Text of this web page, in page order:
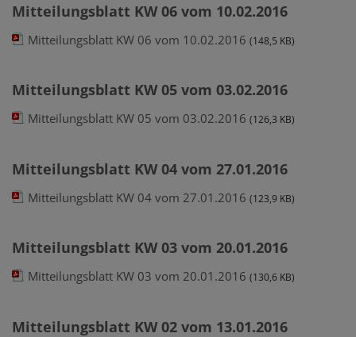
Mitteilungsblatt KW 06 vom 10.02.2016
Mitteilungsblatt KW 06 vom 10.02.2016 (148,5 KB)
Mitteilungsblatt KW 05 vom 03.02.2016
Mitteilungsblatt KW 05 vom 03.02.2016 (126,3 KB)
Mitteilungsblatt KW 04 vom 27.01.2016
Mitteilungsblatt KW 04 vom 27.01.2016 (123,9 KB)
Mitteilungsblatt KW 03 vom 20.01.2016
Mitteilungsblatt KW 03 vom 20.01.2016 (130,6 KB)
Mitteilungsblatt KW 02 vom 13.01.2016